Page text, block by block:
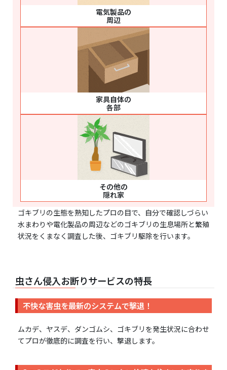
電気製品の
周辺
家具自体の
各部
その他の
隠れ家
ゴキブリの生態を熟知したプロの目で、自分で確認しづらい
水まわりや電化製品の周辺などのゴキブリの生息場所と繁殖
状況をくまなく調査した後、ゴキブリ駆除を行います。
虫さん侵入お断りサービスの特長
不快な害虫を最新のシステムで撃退！
ムカデ、ヤスデ、ダンゴムシ、ゴキブリを発生状況に合わせ
てプロが徹底的に調査を行い、撃退します。